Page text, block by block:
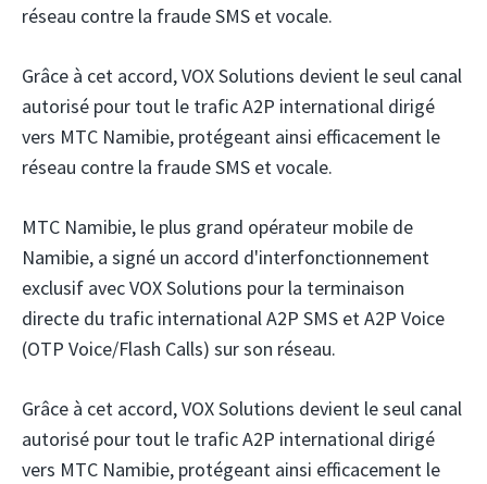
réseau contre la fraude SMS et vocale.
Grâce à cet accord, VOX Solutions devient le seul canal
autorisé pour tout le trafic A2P international dirigé
vers MTC Namibie, protégeant ainsi efficacement le
réseau contre la fraude SMS et vocale.
MTC Namibie, le plus grand opérateur mobile de
Namibie, a signé un accord d'interfonctionnement
exclusif avec VOX Solutions pour la terminaison
directe du trafic international A2P SMS et A2P Voice
(OTP Voice/Flash Calls) sur son réseau.
Grâce à cet accord, VOX Solutions devient le seul canal
autorisé pour tout le trafic A2P international dirigé
vers MTC Namibie, protégeant ainsi efficacement le